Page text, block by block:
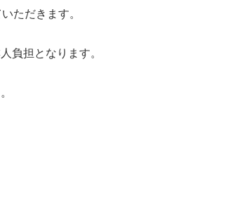
ただきます。
負担となります。